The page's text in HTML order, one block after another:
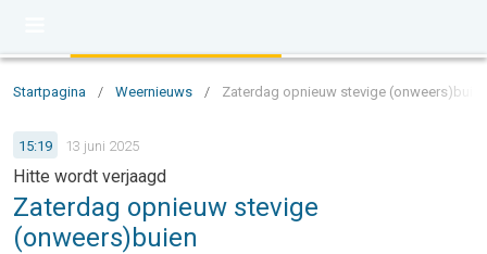
Startpagina / Weernieuws / Zaterdag opnieuw stevige (onweers)buien
15:19 13 juni 2025
Hitte wordt verjaagd
Zaterdag opnieuw stevige
(onweers)buien